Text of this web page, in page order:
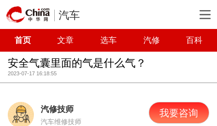
汽车
首页 文章 选车 汽修 百科
安全气囊里面的气是什么气？
2023-07-17 16:18:55
汽修技师
汽车维修技师
我要咨询